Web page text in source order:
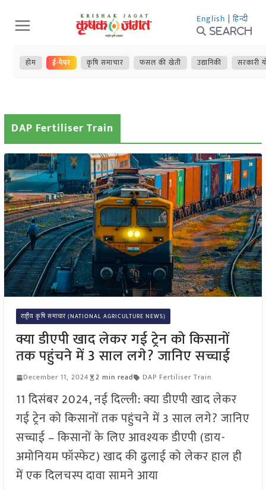
Skip
to
content
English | हिन्दी
Search
होम ई-पेपर कृषि समाचार फसल की खेती उद्यानिकी सरकारी
DAP Fertiliser Train
राष्ट्रीय कृषि समाचार (NATIONAL AGRICULTURE NEWS)
क्या डीएपी खाद लेकर गई ट्रेन को किसानों
तक पहुंचने में 3 साल लगे? जानिए सच्चाई
December 11, 2024 2 min read DAP Fertiliser Train
11 दिसंबर 2024, नई दिल्ली: क्या डीएपी खाद लेकर
गई ट्रेन को किसानों तक पहुंचने में 3 साल लगे? जानिए
सच्चाई – किसानों के लिए आवश्यक डीएपी (डाय-
अमोनियम फॉस्फेट) खाद की ढुलाई को लेकर हाल ही
में एक दिलचस्प दावा सामने आया